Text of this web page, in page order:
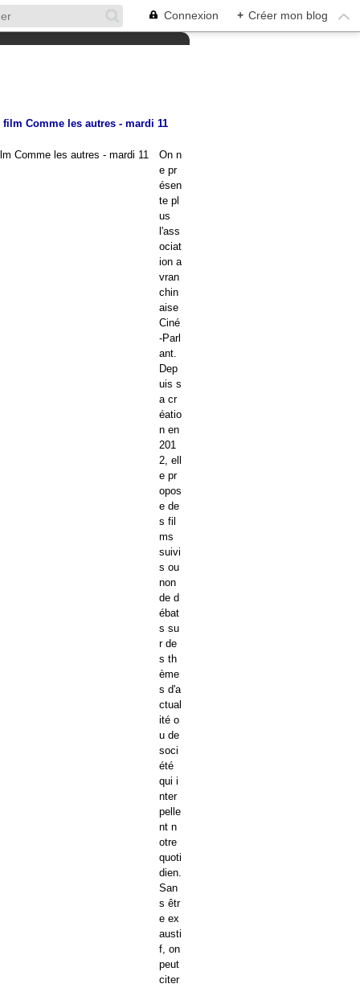
Connexion + Créer mon blog
Comme les autres - mardi 11
On n
e pr
ésen
te pl
us
l'ass
ociat
ion a
vran
chin
aise
Ciné
-Parl
ant.
Dep
uis s
a cr
éatio
n en
201
2, ell
e pr
opos
e de
s fil
ms
suivi
s ou
non
de d
ébat
s su
r de
s th
ème
s d'a
ctual
ité o
u de
soci
été
qui i
nter
pelle
nt n
otre
quoti
dien.
San
s êtr
e ex
austi
f, on
peut
citer